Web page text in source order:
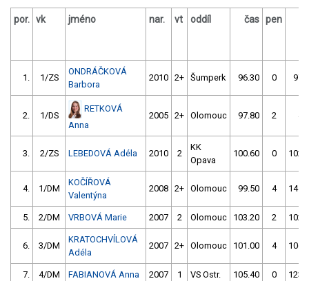
por. vk jméno nar. vt oddíl čas pen
1. 1/ZS
ONDRÁČKOVÁ
Barbora
2010 2+ Šumperk 96.30 0
2. 1/DS
RETKOVÁ
Anna
2005 2+ Olomouc 97.80 2
3. 2/ZS LEBEDOVÁ Adéla 2010 2
KK
Opava
100.60 0
4. 1/DM
KOČÍŘOVÁ
Valentýna
2008 2+ Olomouc 99.50 4
5. 2/DM VRBOVÁ Marie 2007 2 Olomouc 103.20 2
6. 3/DM
KRATOCHVÍLOVÁ
Adéla
2007 2+ Olomouc 101.00 4
7. 4/DM FABIANOVÁ Anna 2007 1 VS Ostr. 105.40 0